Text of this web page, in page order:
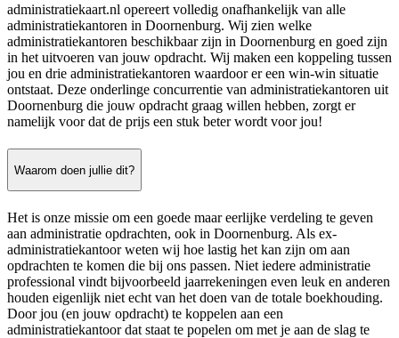
administratiekaart.nl opereert volledig onafhankelijk van alle
administratiekantoren in Doornenburg. Wij zien welke
administratiekantoren beschikbaar zijn in Doornenburg en goed zijn
in het uitvoeren van jouw opdracht. Wij maken een koppeling tussen
jou en drie administratiekantoren waardoor er een win-win situatie
ontstaat. Deze onderlinge concurrentie van administratiekantoren uit
Doornenburg die jouw opdracht graag willen hebben, zorgt er
namelijk voor dat de prijs een stuk beter wordt voor jou!
Waarom doen jullie dit?
Het is onze missie om een goede maar eerlijke verdeling te geven
aan administratie opdrachten, ook in Doornenburg. Als ex-
administratiekantoor weten wij hoe lastig het kan zijn om aan
opdrachten te komen die bij ons passen. Niet iedere administratie
professional vindt bijvoorbeeld jaarrekeningen even leuk en anderen
houden eigenlijk niet echt van het doen van de totale boekhouding.
Door jou (en jouw opdracht) te koppelen aan een
administratiekantoor dat staat te popelen om met je aan de slag te